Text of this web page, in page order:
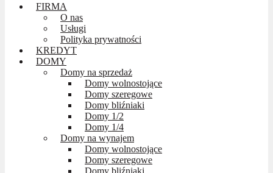
FIRMA
O nas
Usługi
Polityka prywatności
KREDYT
DOMY
Domy na sprzedaż
Domy wolnostojące
Domy szeregowe
Domy bliźniaki
Domy 1/2
Domy 1/4
Domy na wynajem
Domy wolnostojące
Domy szeregowe
Domy bliźniaki